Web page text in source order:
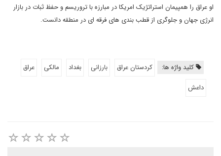
او عراق را همپیمان استراتژیک امریکا در مبارزه با تروریسم و حفظ ثبات در بازار
انرژی جهان و جلوگری از قطب بندی های فرقه ای در منطقه دانست.
کلید واژه ها: کردستان عراق بارزانی بغداد مالکی
عراق
داعش